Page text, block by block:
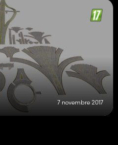
7 novembre 2017